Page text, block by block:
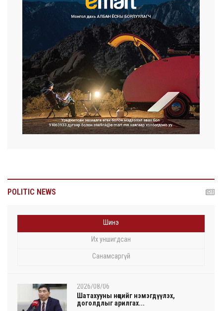
POLITIC NEWS
Шинэ
Их уншигдсан
Санамсаргүй
2026/08/06
Шатахууны нөөцийг нэмэгдүүлэх,
доголдлыг арилгах...